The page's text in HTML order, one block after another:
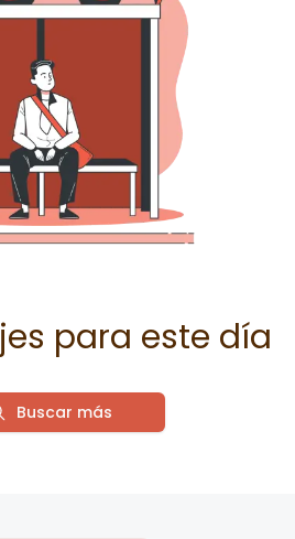
para este día
Buscar más